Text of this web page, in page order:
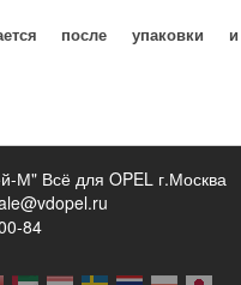
после упаковки и
М" Всё для OPEL г.Москва
84